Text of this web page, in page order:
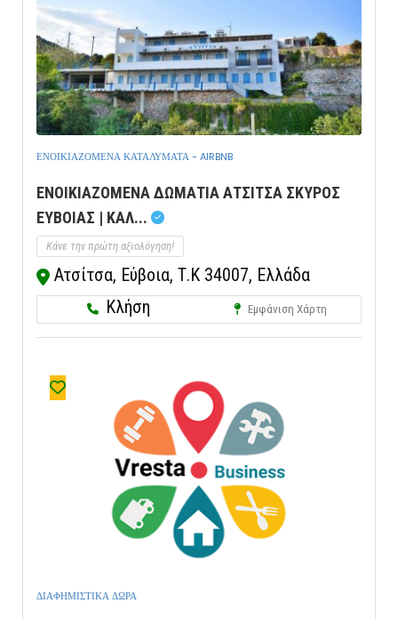
ΕΝΟΙΚΙΑΖΟΜΕΝΑ ΚΑΤΑΛΥΜΑΤΑ - AIRBNB
ΕΝΟΙΚΙΑΖΟΜΕΝΑ ΔΩΜΑΤΙΑ ΑΤΣΙΤΣΑ ΣΚΥΡΟΣ
ΕΥΒΟΙΑΣ | ΚΑΛ...
Κάνε την πρώτη αξιολόγηση!
Ατσίτσα, Εύβοια, Τ.Κ 34007, Ελλάδα
Κλήση
Εμφάνιση Χάρτη
ΔΙΑΦΗΜΙΣΤΙΚΑ ΔΩΡΑ